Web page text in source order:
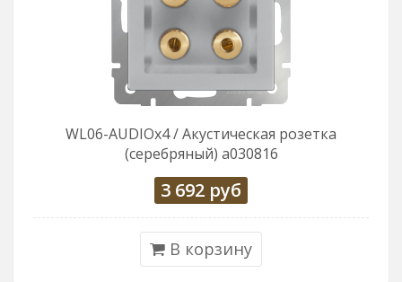
WL06-AUDIOx4 / Акустическая розетка
(серебряный) a030816
3 692 руб
В корзину